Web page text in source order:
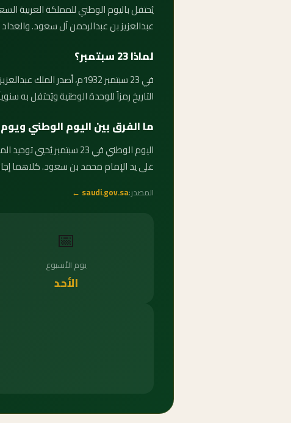
عبدالعزيز بن عبدالرحمن آل سعود. والعداد
لماذا 23 سبتمبر؟
في 23 سبتمبر 1932م،
التاريخ رمزاً للوحدة الوطنية ويُحتفل به
ما الفرق بين اليوم الوطني
على يد الإمام محمد بن سعود. كلاهما
المصدر:saudi.gov.sa ←
📅
يوم الأسبوع
الأحد